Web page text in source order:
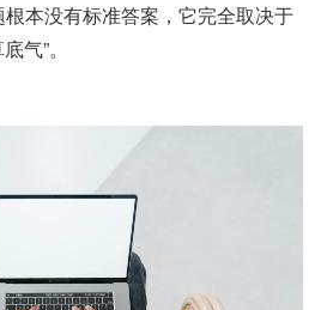
本没有标准答案，它完全取决于
气”。